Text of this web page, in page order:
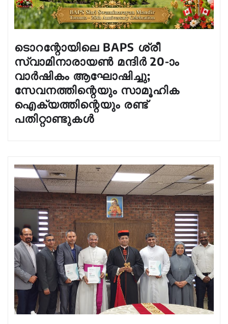
ടൊറന്റോയിലെ BAPS ശ്രീ
സ്വാമിനാരായൺ മന്ദിർ 20-ാം
വാർഷികം ആഘോഷിച്ചു;
സേവനത്തിന്റെയും സാമൂഹിക
ഐക്യത്തിന്റെയും രണ്ട്
പതിറ്റാണ്ടുകൾ